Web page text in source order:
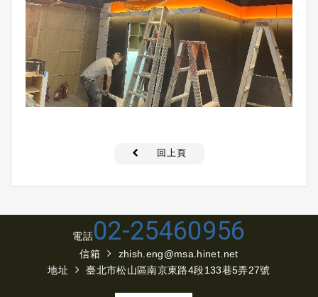
回上頁
電話02-25460956
信箱
zhish.eng@msa.hinet.net
地址
臺北市松山區南京東路4段133巷5弄27號